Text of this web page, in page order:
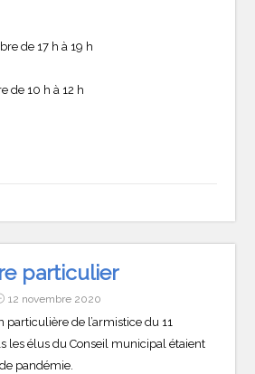
de 17 h à 19 h
de 10 h à 12 h
particulier
12 novembre 2020
de l’armistice du 11
les élus du Conseil municipal étaient
pandémie.